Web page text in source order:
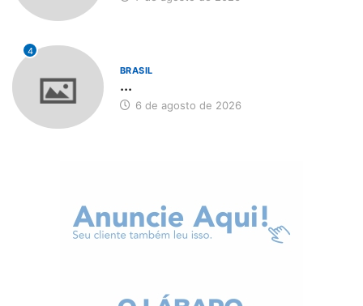
4
BRASIL
...
6 de agosto de 2026